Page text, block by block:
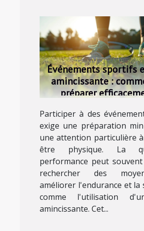
Événements sportifs
amincissante :
préparer
Participer à des
exige une préparation
une attention particulière
être physique. La
performance peut
rechercher des
améliorer l'endurance et la
comme l'utilisation
amincissante. Cet...